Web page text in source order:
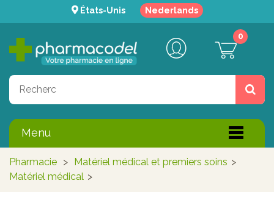
États-Unis Nederlands
0
Menu
Pharmacie > Matériel médical et premiers soins >
Matériel médical >